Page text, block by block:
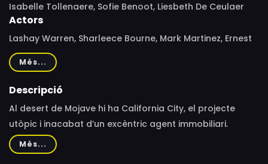
Isabelle Tollenaere, Sofie Benoot, Liesbeth De Ceulaer
Actors
Lashay Warren, Sharleece Bourne, Mark Martinez, Ernest
Dove, Markiece Glover, Elliot Lacey
Més...
Descripció
Al desert de Mojave hi ha California City, el projecte
utòpic i inacabat d’un excèntric agent immobiliari.
Després de deixar enrere un passat turbulent a Los
Angeles, Lashay Warren intenta començar una nova
Més...